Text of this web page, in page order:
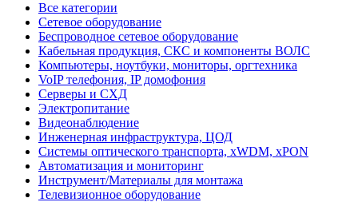
Все категории
Сетевое оборудование
Беспроводное сетевое оборудование
Кабельная продукция, СКС и компоненты ВОЛС
Компьютеры, ноутбуки, мониторы, оргтехника
VoIP телефония, IP домофония
Серверы и СХД
Электропитание
Видеонаблюдение
Инженерная инфраструктура, ЦОД
Системы оптического транспорта, xWDM, xPON
Автоматизация и мониторинг
Инструмент/Материалы для монтажа
Телевизионное оборудование